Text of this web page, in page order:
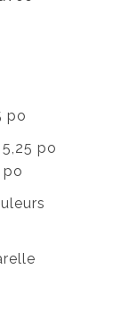
po
po